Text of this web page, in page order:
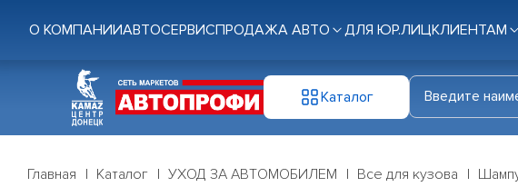
О КОМПАНИИАВТОСЕРВИСПРОДАЖА АВТО ДЛЯ ЮР.ЛИЦКЛИЕНТАМ
Каталог
Главная Каталог УХОД ЗА АВТОМОБИЛЕМ Все для кузова